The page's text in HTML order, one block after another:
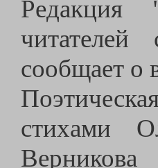
Редакция
сообщает о
стихами